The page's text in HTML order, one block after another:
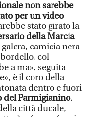
non sarebbe
per un video
stato girato la
della Marcia
camicia nera
col
a ma», seguita
è il coro della
dentro e fuori
del Parmigianino.
città ducale,